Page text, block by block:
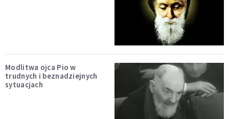
Modlitwa ojca Pio w
trudnych i beznadziejnych
sytuacjach